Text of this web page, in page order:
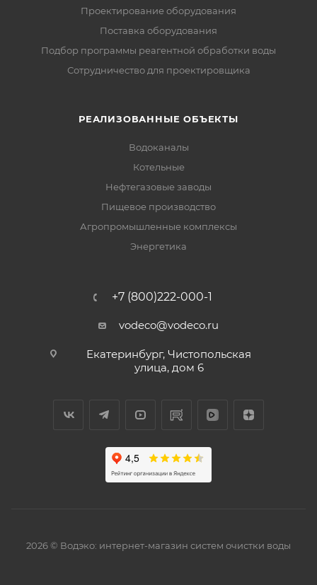
Проектирование оборудования
Поставка оборудования
Подбор программы реагентной обработки воды
Сотрудничество для проектировщика
РЕАЛИЗОВАННЫЕ ОБЪЕКТЫ
Водоканалы
Котельные
Нефтегазовые заводы
Пищевое производство
Агропромышленные комплексы
Энергетика
+7 (800)222-000-1
vodeco@vodeco.ru
Екатеринбург, Чистопольская
улица, дом 6
2026 © Водэко: интернет-магазин систем очистки воды